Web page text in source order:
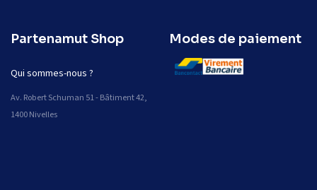
Partenamut Shop
Qui sommes-nous ?
Av. Robert Schuman 51 - Bâtiment 42,
1400 Nivelles
Modes de paiement